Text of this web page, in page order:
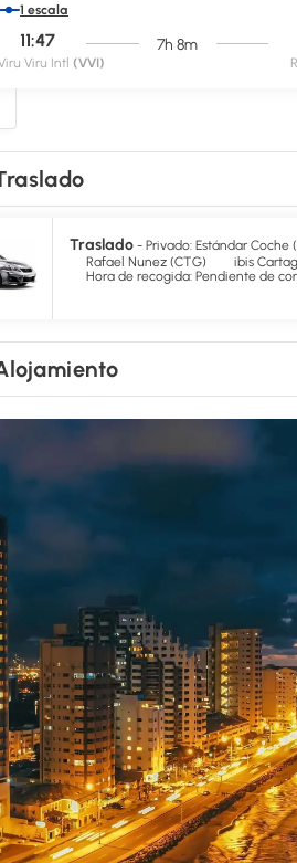
1 escala
11:47
Viru Intl (VVI)
7h 8m
Traslado - Privado: Estándar Coche
Rafael Nunez (CTG)
ibis
Hora de recogida: Pendiente de